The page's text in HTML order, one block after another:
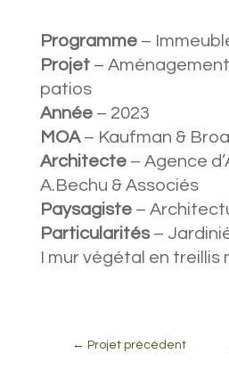
Programme–
Projet–
patios
Année– 2023
MOA– Kaufman &
Architecte– Agence
A.Bechu & Associés
Paysagiste–
Particularités–
I mur végétal en treillis
← Projet précédent